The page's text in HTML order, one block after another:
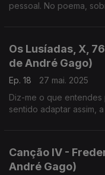
pessoal. No poema,
Os Lusíadas, X,
de André Gago)
Ep. 18
27 mai. 2025
Diz-me o que entendes
sentido adaptar assim,
Canção IV -
André Gago)